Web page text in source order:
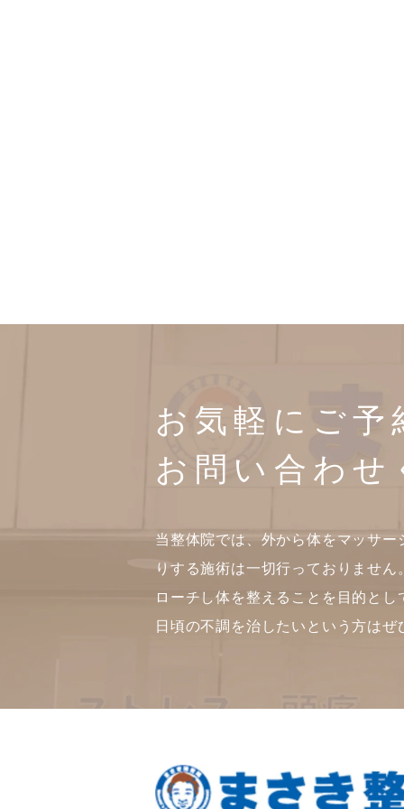
お気軽にご予
お問い合わ
当整体院では、外から体をマッサ
りする施術は一切行っておりませ
ローチし体を整えることを目的とし
日頃の不調を治したいという方は